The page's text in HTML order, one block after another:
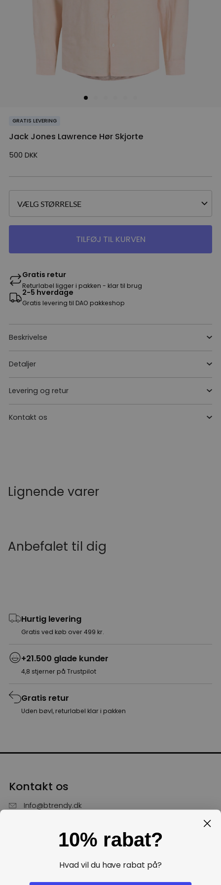
GRATIS LEVERING
Jack Jones Lawrence Hør Skjorte
500 DKK
TILFØJ TIL KURVEN
Gratis retur
Returlabel ligger i pakken - klar til brug
2-5 hverdage
Gratis levering til DAO pakkeshop
Beskrivelse
Detaljer
Levering og retur
Kontakt os
Lignende varer
Anbefalet til dig
Hurtig levering
Gratis ved køb over 499 kr.
+21.500 glade kunder
4,8 stjerner på Trustpilot
Gratis retur
Uden bøvl, returlabel klar i pakken
Kontakt os
Info@btrendy.dk
Hverdage fra kl. 10 - 16
10% rabat?
Hvad vil du have rabat på?